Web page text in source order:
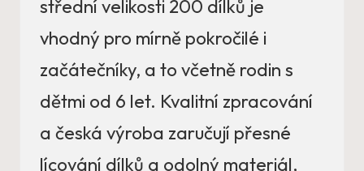
střední velikosti 200 dílků je
vhodný pro mírně pokročilé i
začátečníky, a to včetně rodin s
dětmi od 6 let. Kvalitní zpracování
a česká výroba zaručují přesné
lícování dílků a odolný materiál,